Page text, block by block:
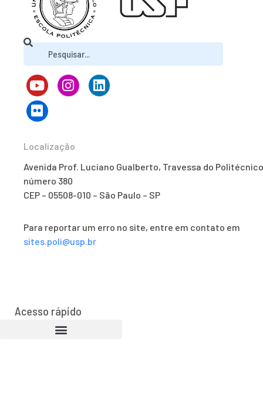
Localização
Avenida Prof. Luciano Gualberto, Travessa do
número 380
CEP – 05508-010 – São Paulo – SP
Para reportar um erro no site, entre em contato em
sites.poli@usp.br
Acesso rápido